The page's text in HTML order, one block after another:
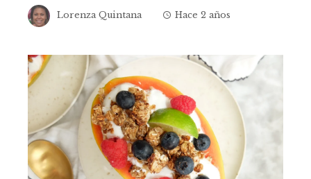
Lorenza Quintana Hace 2 años